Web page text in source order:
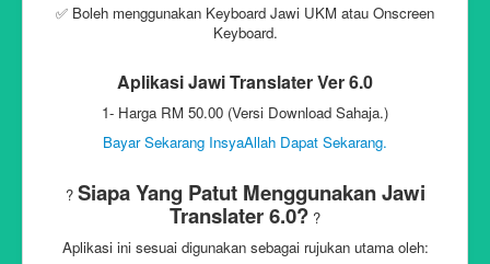
✅ Boleh menggunakan Keyboard Jawi UKM atau Onscreen
Keyboard.
Aplikasi Jawi Translater Ver 6.0
1- Harga RM 50.00 (Versi Download Sahaja.)
Bayar Sekarang InsyaAllah Dapat Sekarang.
? Siapa Yang Patut Menggunakan Jawi
Translater 6.0? ?
Aplikasi ini sesuai digunakan sebagai rujukan utama oleh: